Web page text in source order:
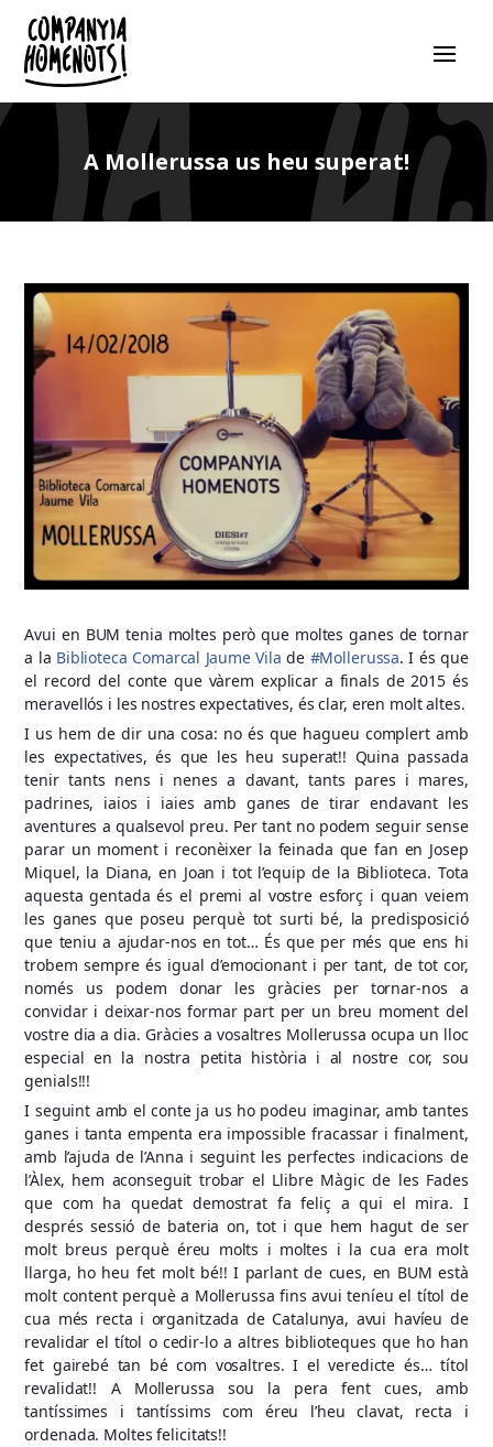
A Mollerussa us heu superat!
Avui en BUM tenia moltes però que moltes ganes de tornar
a la Biblioteca Comarcal Jaume Vila de #Mollerussa. I és que
el record del conte que vàrem explicar a finals de 2015 és
meravellós i les nostres expectatives, és clar, eren molt altes.
I us hem de dir una cosa: no és que hagueu complert amb
les expectatives, és que les heu superat!! Quina passada
tenir tants nens i nenes a davant, tants pares i mares,
padrines, iaios i iaies amb ganes de tirar endavant les
aventures a qualsevol preu. Per tant no podem seguir sense
parar un moment i reconèixer la feinada que fan en Josep
Miquel, la Diana, en Joan i tot l’equip de la Biblioteca. Tota
aquesta gentada és el premi al vostre esforç i quan veiem
les ganes que poseu perquè tot surti bé, la predisposició
que teniu a ajudar-nos en tot… És que per més que ens hi
trobem sempre és igual d’emocionant i per tant, de tot cor,
només us podem donar les gràcies per tornar-nos a
convidar i deixar-nos formar part per un breu moment del
vostre dia a dia. Gràcies a vosaltres Mollerussa ocupa un lloc
especial en la nostra petita història i al nostre cor, sou
genials!!!
I seguint amb el conte ja us ho podeu imaginar, amb tantes
ganes i tanta empenta era impossible fracassar i finalment,
amb l’ajuda de l’Anna i seguint les perfectes indicacions de
l’Àlex, hem aconseguit trobar el Llibre Màgic de les Fades
que com ha quedat demostrat fa feliç a qui el mira. I
després sessió de bateria on, tot i que hem hagut de ser
molt breus perquè éreu molts i moltes i la cua era molt
llarga, ho heu fet molt bé!! I parlant de cues, en BUM està
molt content perquè a Mollerussa fins avui teníeu el títol de
cua més recta i organitzada de Catalunya, avui havíeu de
revalidar el títol o cedir-lo a altres biblioteques que ho han
fet gairebé tan bé com vosaltres. I el veredicte és… títol
revalidat!! A Mollerussa sou la pera fent cues, amb
tantíssimes i tantíssims com éreu l’heu clavat, recta i
ordenada. Moltes felicitats!!